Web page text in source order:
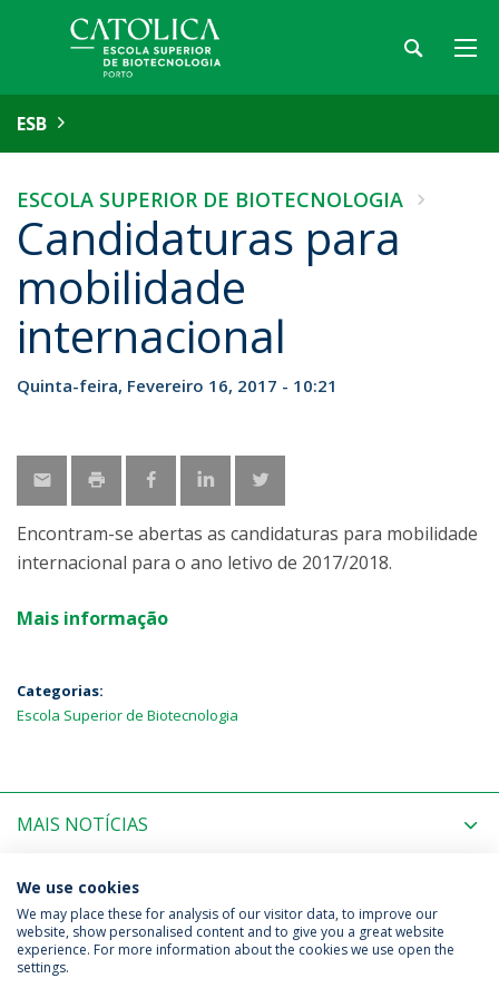
ESB
ESCOLA SUPERIOR DE BIOTECNOLOGIA
Candidaturas para
mobilidade
internacional
Quinta-feira, Fevereiro 16, 2017 - 10:21
Encontram-se abertas as candidaturas para mobilidade
internacional para o ano letivo de 2017/2018.
Mais informação
Categorias:
Escola Superior de Biotecnologia
MAIS NOTÍCIAS
PRÓXIMOS EVENTOS
Política de Privacidade
Termos & Condições
We use cookies
We may place these for analysis of our visitor data, to improve our
website, show personalised content and to give you a great website
experience. For more information about the cookies we use open the
settings.